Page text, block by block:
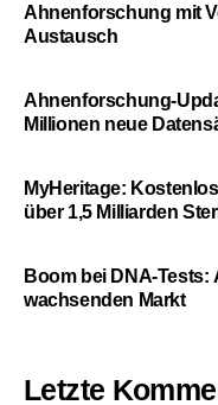
Ahnenforschung mit
Austausch
Ahnenforschung-
Millionen neue
MyHeritage:
über 1,5 Milliarden
Boom bei DNA-
wachsenden Markt
Letzte